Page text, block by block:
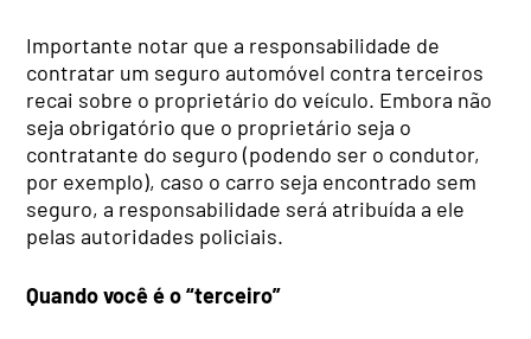
Importante notar que a responsabilidade de
contratar um seguro automóvel contra terceiros
recai sobre o proprietário do veículo. Embora não
seja obrigatório que o proprietário seja o
contratante do seguro (podendo ser o condutor,
por exemplo), caso o carro seja encontrado sem
seguro, a responsabilidade será atribuída a ele
pelas autoridades policiais.
Quando você é o “terceiro”